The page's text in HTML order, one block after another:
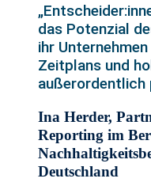
das Potenzial
ihr
Zeitplans und
außerordentlich
Ina Herder,
Reporting im
Deutschland